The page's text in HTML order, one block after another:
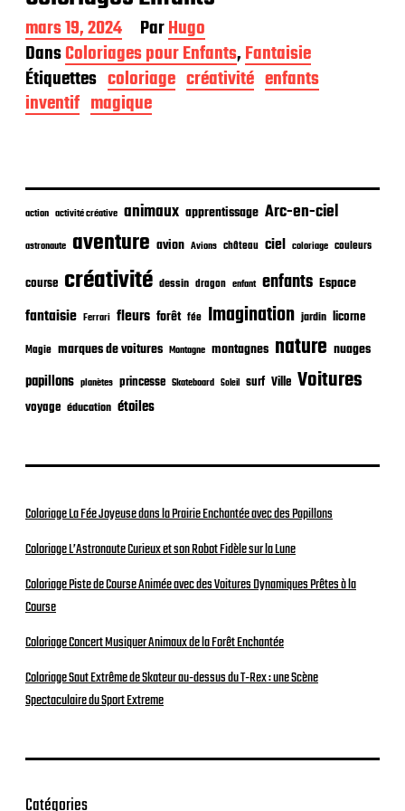
D
a
t
e
d
e
l
i
a
i
n
mars 19, 2024 ParHugo
DansColoriages pour Enfants,Fantaisie
Étiquettes coloriage créativité enfants
inventif magique
action activité créative animaux apprentissage Arc-en-ciel
astronaute aventure avion Avions château ciel coloriage couleurs
course créativité dessin dragon enfant enfants Espace
fantaisie Ferrari fleurs forêt fée Imagination jardin licorne
Magie marques de voitures Montagne montagnes nature nuages
papillons planètes princesse Skateboard Soleil surf Ville Voitures
voyage éducation étoiles
Coloriage La Fée Joyeuse dans la Prairie Enchantée avec des Papillons
Coloriage L’Astronaute Curieux et son Robot Fidèle sur la Lune
Coloriage Piste de Course Animée avec des Voitures Dynamiques Prêtes à la
Course
Coloriage Concert Musiquer Animaux de la Forêt Enchantée
Coloriage Saut Extrême de Skateur au-dessus du T-Rex : une Scène
Spectaculaire du Sport Extreme